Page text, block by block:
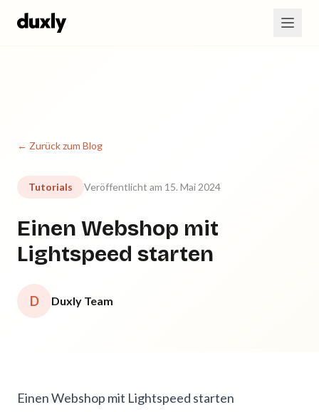
← Zurück zum Blog
Tutorials Veröffentlicht am 15. Mai 2024
Einen Webshop mit
Lightspeed starten
D Duxly Team
Einen Webshop mit Lightspeed starten